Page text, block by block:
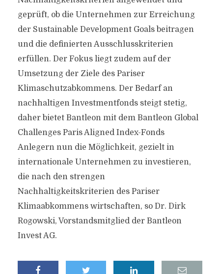
geprüft, ob die Unternehmen zur Erreichung
der Sustainable Development Goals beitragen
und die definierten Ausschlusskriterien
erfüllen. Der Fokus liegt zudem auf der
Umsetzung der Ziele des Pariser
Klimaschutzabkommens. Der Bedarf an
nachhaltigen Investmentfonds steigt stetig,
daher bietet Bantleon mit dem Bantleon Global
Challenges Paris Aligned Index-Fonds
Anlegern nun die Möglichkeit, gezielt in
internationale Unternehmen zu investieren,
die nach den strengen
Nachhaltigkeitskriterien des Pariser
Klimaabkommens wirtschaften, so Dr. Dirk
Rogowski, Vorstandsmitglied der Bantleon
Invest AG.